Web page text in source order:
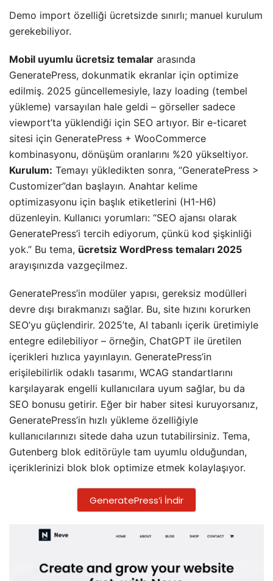
Demo import özelliği ücretsizde sınırlı; manuel kurulum
gerekebiliyor.
Mobil uyumlu ücretsiz temalar arasında
GeneratePress, dokunmatik ekranlar için optimize
edilmiş. 2025 güncellemesiyle, lazy loading (tembel
yükleme) varsayılan hale geldi – görseller sadece
viewport’ta yüklendiği için SEO artıyor. Bir e-ticaret
sitesi için GeneratePress + WooCommerce
kombinasyonu, dönüşüm oranlarını %20 yükseltiyor.
Kurulum: Temayı yükledikten sonra, “GeneratePress >
Customizer”dan başlayın. Anahtar kelime
optimizasyonu için başlık etiketlerini (H1-H6)
düzenleyin. Kullanıcı yorumları: “SEO ajansı olarak
GeneratePress’i tercih ediyorum, çünkü kod şişkinliği
yok.” Bu tema, ücretsiz WordPress temaları 2025
arayışınızda vazgeçilmez.
GeneratePress’in modüler yapısı, gereksiz modülleri
devre dışı bırakmanızı sağlar. Bu, site hızını korurken
SEO’yu güçlendirir. 2025’te, AI tabanlı içerik üretimiyle
entegre edilebiliyor – örneğin, ChatGPT ile üretilen
içerikleri hızlıca yayınlayın. GeneratePress’in
erişilebilirlik odaklı tasarımı, WCAG standartlarını
karşılayarak engelli kullanıcılara uyum sağlar, bu da
SEO bonusu getirir. Eğer bir haber sitesi kuruyorsanız,
GeneratePress’in hızlı yükleme özelliğiyle
kullanıcılarınızı sitede daha uzun tutabilirsiniz. Tema,
Gutenberg blok editörüyle tam uyumlu olduğundan,
içeriklerinizi blok blok optimize etmek kolaylaşıyor.
GeneratePress’i İndir